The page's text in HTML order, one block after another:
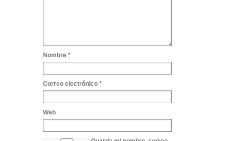
Nombre *
Correo electrónico *
Web